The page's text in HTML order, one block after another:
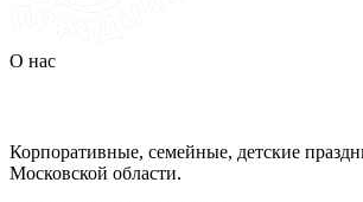
О нас
Корпоративные, семейные, детские
Московской области.